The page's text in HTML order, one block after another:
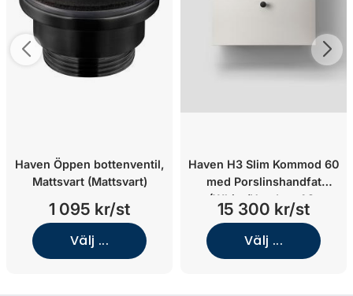
Haven Öppen bottenventil,
Mattsvart (Mattsvart)
1 095 kr/st
Välj ...
Haven H3 Slim Kommod 60
med Porslinshandfat
(White/Handtag A2.
05/Koppar)
15 300 kr/st
Välj ...